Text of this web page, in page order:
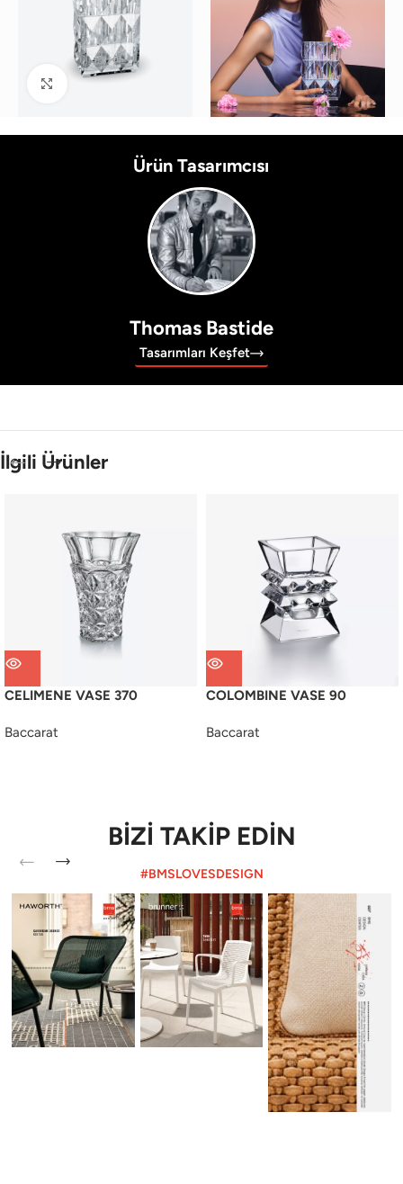
Büyütmek için tıklayın
Ürün Tasarımcısı
Thomas Bastide
Tasarımları Keşfet
İlgili Ürünler
CELIMENE VASE 370
Baccarat
COLOMBINE VASE 90
Baccarat
BİZİ TAKİP EDİN
#BMSLOVESDESIGN